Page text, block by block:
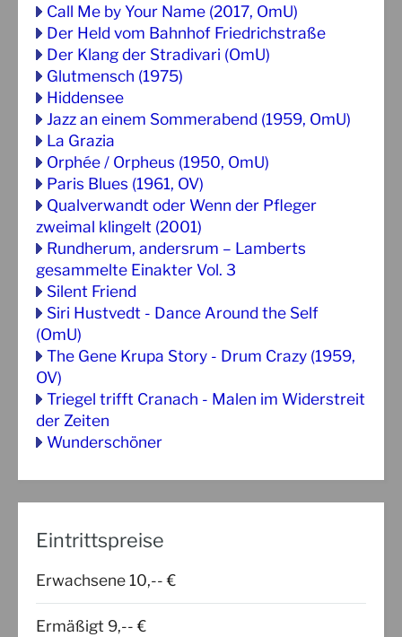
Call Me by Your Name (2017, OmU)
Der Held vom Bahnhof Friedrichstraße
Der Klang der Stradivari (OmU)
Glutmensch (1975)
Hiddensee
Jazz an einem Sommerabend (1959, OmU)
La Grazia
Orphée / Orpheus (1950, OmU)
Paris Blues (1961, OV)
Qualverwandt oder Wenn der Pfleger
zweimal klingelt (2001)
Rundherum, andersrum – Lamberts
gesammelte Einakter Vol. 3
Silent Friend
Siri Hustvedt - Dance Around the Self
(OmU)
The Gene Krupa Story - Drum Crazy (1959,
OV)
Triegel trifft Cranach - Malen im Widerstreit
der Zeiten
Wunderschöner
Eintrittspreise
Erwachsene 10,-- €
Ermäßigt 9,-- €